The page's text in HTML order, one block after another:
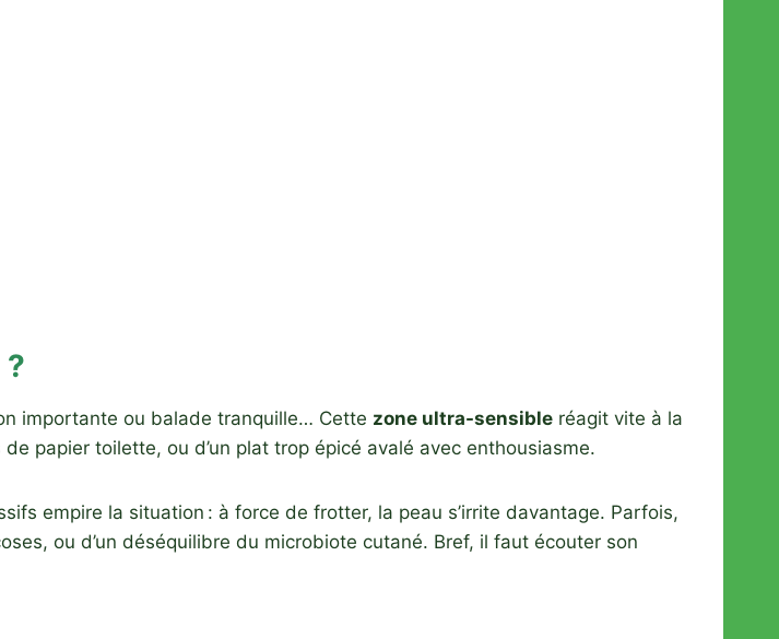
importante ou balade tranquille… Cette zone ultra-sensible réagit vite à la
papier toilette, ou d’un plat trop épicé avalé avec enthousiasme.
empire la situation : à force de frotter, la peau s’irrite davantage. Parfois,
ou d’un déséquilibre du microbiote cutané. Bref, il faut écouter son